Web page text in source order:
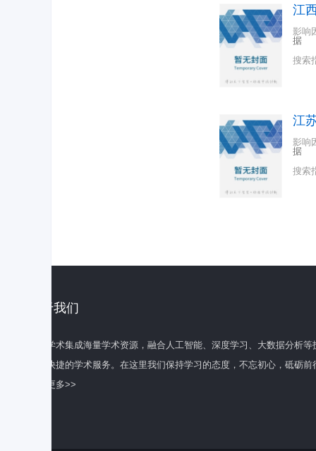
江
影响
据
搜索
江
影响
据
搜索
关于我们
百度学术集成海量学术资源，融合人工智能、深度学习、大数据分析
全面快捷的学术服务。在这里我们保持学习的态度，不忘初心，砥砺前
了解更多>>